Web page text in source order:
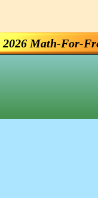
2026 Math-For-